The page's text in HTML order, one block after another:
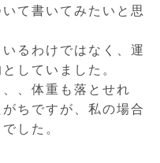
て書いてみたいと思
るわけではなく、運
していました。
、体重も落とせれ
ちですが、私の場合
した。